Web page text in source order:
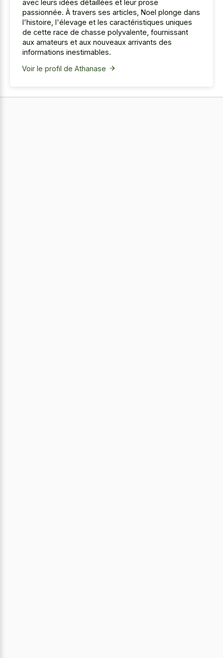
avec leurs idées détaillées et leur prose
passionnée. À travers ses articles, Noel plonge dans
l'histoire, l'élevage et les caractéristiques uniques
de cette race de chasse polyvalente, fournissant
aux amateurs et aux nouveaux arrivants des
informations inestimables.
Voir le profil de Athanase